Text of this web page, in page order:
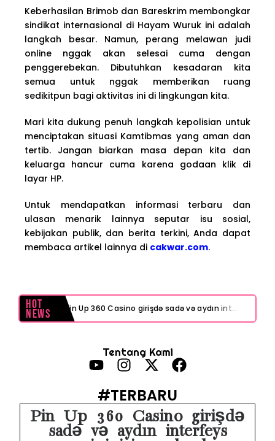
Keberhasilan Brimob dan Bareskrim membongkar
sindikat internasional di Hayam Wuruk ini adalah
langkah besar. Namun, perang melawan judi
online nggak akan selesai cuma dengan
penggerebekan. Dibutuhkan kesadaran kita
semua untuk nggak memberikan ruang
sedikitpun bagi aktivitas ini di lingkungan kita.
Mari kita dukung penuh langkah kepolisian untuk
menciptakan situasi Kamtibmas yang aman dan
tertib. Jangan biarkan masa depan kita dan
keluarga hancur cuma karena godaan klik di
layar HP.
Untuk mendapatkan informasi terbaru dan
ulasan menarik lainnya seputar isu sosial,
kebijakan publik, dan berita terkini, Anda dapat
membaca artikel lainnya di cakwar.com.
Hot
News Pin Up 360 Casino girişdə sadə və aydın interfeys necə işinizi asanlaşdırır
Navigating online poker sites Australia feels surprisingly intuitive for newcomers
Test Post Created
Tentang Kami
#TERBARU
Pin Up 360 Casino girişdə
sadə və aydın interfeys